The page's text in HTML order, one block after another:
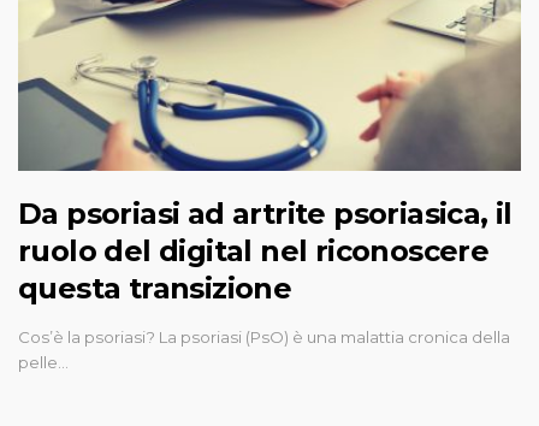
Da psoriasi ad artrite psoriasica, il
ruolo del digital nel riconoscere
questa transizione
Cos’è la psoriasi? La psoriasi (PsO) è una malattia cronica della
pelle…